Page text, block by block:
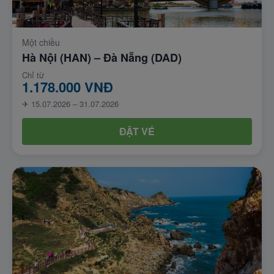
Một chiều
Hà Nội (HAN) – Đà Nẵng (DAD)
Chỉ từ
1.178.000 VNĐ
✈ 15.07.2026 – 31.07.2026
ĐẶT VÉ